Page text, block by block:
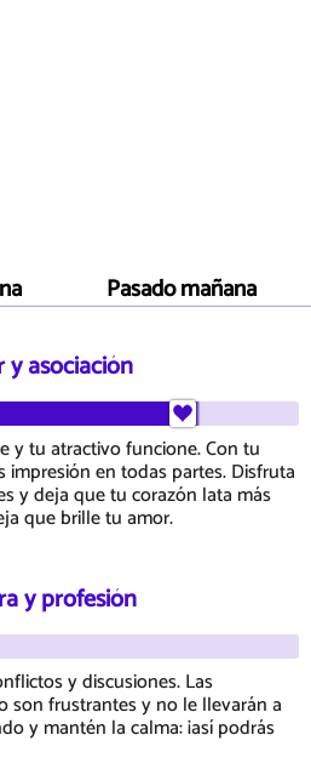
Pasado mañana
asociación
y tu atractivo funcione. Con tu
impresión en todas partes. Disfruta
y deja que tu corazón lata más
que brille tu amor.
y profesión
y discusiones. Las
son frustrantes y no le llevarán a
y mantén la calma: ¡así podrás